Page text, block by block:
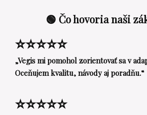
🟢 Čo hovoria naši
⭐⭐⭐⭐⭐
„Vegis mi pomohol zorientovať sa v
Oceňujem kvalitu, návody aj poradňu.“
⭐⭐⭐⭐⭐